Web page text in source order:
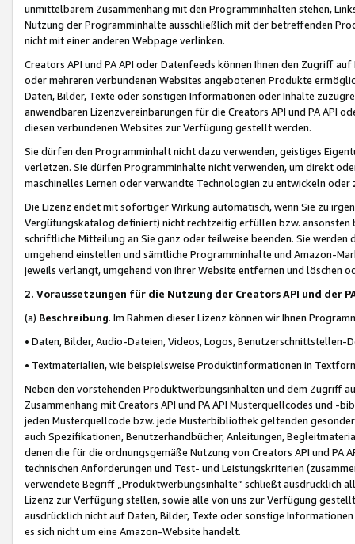
unmittelbarem Zusammenhang mit den Programminhalten stehen,
Nutzung der Programminhalte ausschließlich mit der betreffenden
nicht mit einer anderen Webpage verlinken.
Creators API und PA API oder Datenfeeds können Ihnen den Zugriff
oder mehreren verbundenen Websites angebotenen Produkte
Daten, Bilder, Texte oder sonstigen Informationen oder Inhalte
anwendbaren Lizenzvereinbarungen für die Creators API und PA API
diesen verbundenen Websites zur Verfügung gestellt werden.
Sie dürfen den Programminhalt nicht dazu verwenden, geistiges
verletzen. Sie dürfen Programminhalte nicht verwenden, um direkt
maschinelles Lernen oder verwandte Technologien zu entwickeln
Die Lizenz endet mit sofortiger Wirkung automatisch, wenn Sie zu
Vergütungskatalog definiert) nicht rechtzeitig erfüllen bzw. ansonsten
schriftliche Mitteilung an Sie ganz oder teilweise beenden. Sie werden
umgehend einstellen und sämtliche Programminhalte und Amazon-
jeweils verlangt, umgehend von Ihrer Website entfernen und löschen
2. Voraussetzungen für die Nutzung der Creators API und der
(a) Beschreibung. Im Rahmen dieser Lizenz können wir Ihnen
• Daten, Bilder, Audio-Dateien, Videos, Logos, Benutzerschnittstellen-
• Textmaterialien, wie beispielsweise Produktinformationen in
Neben den vorstehenden Produktwerbungsinhalten und dem Zugriff
Zusammenhang mit Creators API und PA API Musterquellcodes und
jeden Musterquellcode bzw. jede Musterbibliothek geltenden
auch Spezifikationen, Benutzerhandbücher, Anleitungen,
denen die für die ordnungsgemäße Nutzung von Creators API und PA
technischen Anforderungen und Test- und Leistungskriterien
verwendete Begriff „Produktwerbungsinhalte“ schließt ausdrücklich
Lizenz zur Verfügung stellen, sowie alle von uns zur Verfügung
ausdrücklich nicht auf Daten, Bilder, Texte oder sonstige
es sich nicht um eine Amazon-Website handelt.